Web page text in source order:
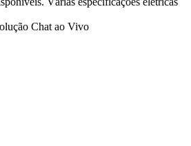
Chat ao Vivo